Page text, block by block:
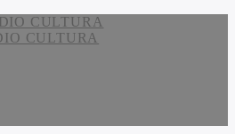
CULTURA
CULTURA